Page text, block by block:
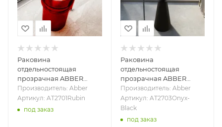
Раковина
отдельностоящая
прозрачная ABBER
Kristall AT2701Rubin
красная
Производитель: Abber
Артикул: AT2701Rubin
под заказ
Раковина
отдельностоящая
прозрачная ABBER
AT2703Onyx-Black
черный/черный
матовый
Производитель: Abber
Артикул: AT2703Onyx-
Black
под заказ